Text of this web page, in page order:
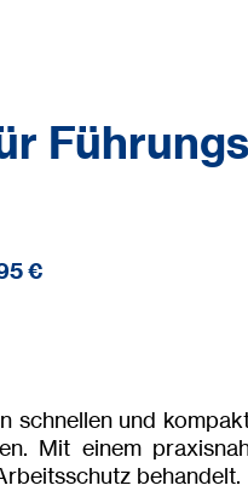
€
schnellen und
Mit einem
behandelt.